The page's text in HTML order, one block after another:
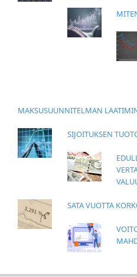
MAKSUSUUNNITELMAN
SIJOITUKSEN
SATA VUOTTA